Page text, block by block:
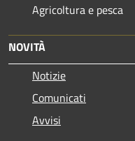
Agricoltura e pesca
NOVITÀ
Notizie
Comunicati
Avvisi